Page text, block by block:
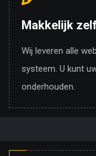
Makkelijk
Wij leveren alle
systeem. U kunt
onderhouden.